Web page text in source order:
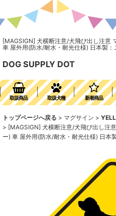
[MAGSIGN] 犬横断注意/犬飛び出し注意
車 屋外用(防水/耐水・耐光仕様) 日本製
DOG SUPPLY DOT
取扱商品 取扱犬種 新着商品
トップページへ戻る > マグサイン >
> [MAGSIGN] 犬横断注意/犬飛び出し注
ー) 車 屋外用(防水/耐水・耐光仕様) 日本